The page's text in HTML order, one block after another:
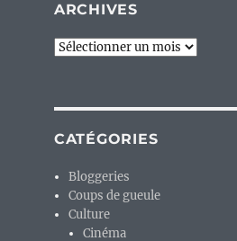
ARCHIVES
Archives
CATÉGORIES
Bloggeries
Coups de gueule
Culture
Cinéma